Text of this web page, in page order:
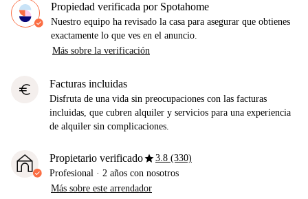
Propiedad verificada por Spotahome
Nuestro equipo ha revisado la casa para asegurar que obtienes
exactamente lo que ves en el anuncio.
Más sobre la verificación
euro Facturas incluidas
Disfruta de una vida sin preocupaciones con las facturas
incluidas, que cubren alquiler y servicios para una experiencia
de alquiler sin complicaciones.
Propietario verificadostar3.8 (330)
Profesional · 2 años con nosotros
Más sobre este arrendador